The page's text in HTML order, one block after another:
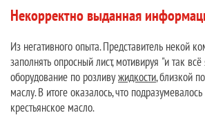
Некорректно выданная
Из негативного опыта. Представитель некой
заполнять опросный лист, мотивируя "и так
оборудование по розливужидкости, близкой
маслу. В итоге оказалось, что
крестьянское масло.